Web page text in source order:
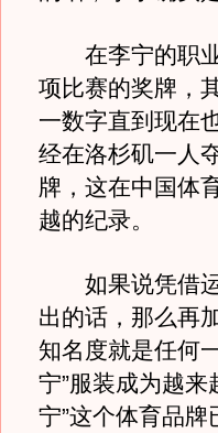
在李宁的职业
项比赛的奖牌，
一数字直到现在
经在洛杉矶一人
牌，这在中国体
越的纪录。
如果说凭借运
出的话，那么再
知名度就是任何
宁”服装成为越
宁”这个体育品